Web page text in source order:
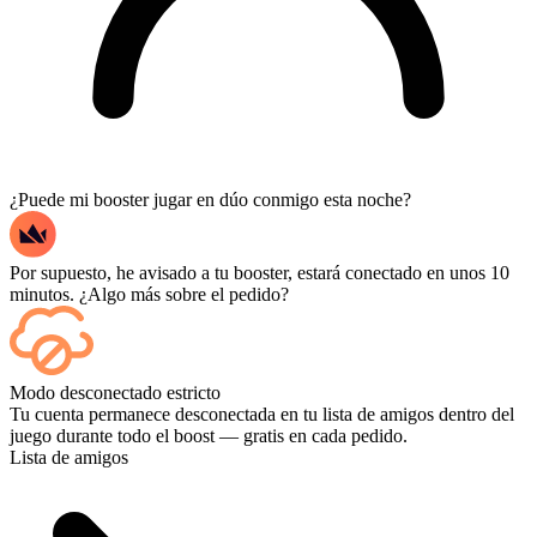
¿Puede mi booster jugar en dúo conmigo esta noche?
Por supuesto, he avisado a tu booster, estará conectado en unos 10
minutos. ¿Algo más sobre el pedido?
Sí, cada partida aparece en tu panel de control a medida que termina,
y si quieres ver las partidas en sí, añade Streaming al finalizar la
compra.
Modo desconectado estricto
Tu cuenta permanece desconectada en tu lista de amigos dentro del
juego durante todo el boost — gratis en cada pedido.
Lista de amigos